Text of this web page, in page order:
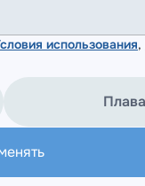
использования,